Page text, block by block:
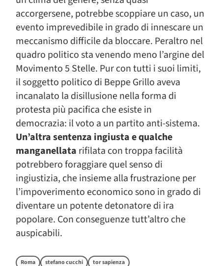
accorgersene, potrebbe scoppiare un caso, un
evento imprevedibile in grado di innescare un
meccanismo difficile da bloccare. Peraltro nel
quadro politico sta venendo meno l’argine del
Movimento 5 Stelle. Pur con tutti i suoi limiti,
il soggetto politico di Beppe Grillo aveva
incanalato la disillusione nella forma di
protesta più pacifica che esiste in
democrazia: il voto a un partito anti-sistema.
Un’altra sentenza ingiusta e qualche
manganellata rifilata con troppa facilità
potrebbero foraggiare quel senso di
ingiustizia, che insieme alla frustrazione per
l’impoverimento economico sono in grado di
diventare un potente detonatore di ira
popolare. Con conseguenze tutt’altro che
auspicabili.
Roma stefano cucchi tor sapienza